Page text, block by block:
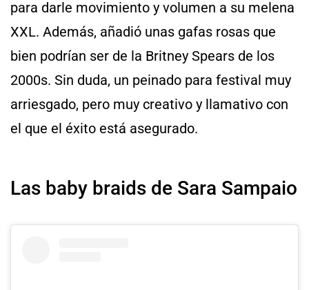
para darle movimiento y volumen a su melena
XXL. Además, añadió unas gafas rosas que
bien podrían ser de la Britney Spears de los
2000s. Sin duda, un peinado para festival muy
arriesgado, pero muy creativo y llamativo con
el que el éxito está asegurado.
Las baby braids de Sara Sampaio